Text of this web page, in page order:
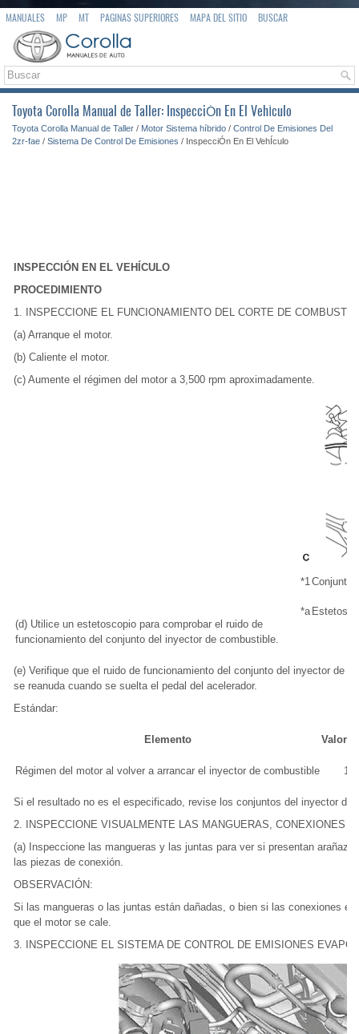
MANUALES MP MT PAGINAS SUPERIORES MAPA DEL SITIO BUSCAR
Toyota Corolla Manual de Taller: InspecciÓn En El VehÍculo
Toyota Corolla Manual de Taller / Motor Sistema híbrido / Control De Emisiones Del
2zr-fae / Sistema De Control De Emisiones / InspecciÓn En El VehÍculo
INSPECCIÓN EN EL VEHÍCULO
PROCEDIMIENTO
1. INSPECCIONE EL FUNCIONAMIENTO DEL CORTE DE
(a) Arranque el motor.
(b) Caliente el motor.
(c) Aumente el régimen del motor a 3,500 rpm aproximadamente.
(d) Utilice un estetoscopio para comprobar el ruido de
funcionamiento del conjunto del inyector de combustible.
*1Conjunto
*a
(e) Verifique que el ruido de funcionamiento del conjunto del inyector de
se reanuda cuando se suelta el pedal del acelerador.
Estándar:
Elemento Valor
Régimen del motor al volver a arrancar el inyector de combustible
Si el resultado no es el especificado, revise los conjuntos del inyector de
2. INSPECCIONE VISUALMENTE LAS MANGUERAS, CONEXIONES Y
(a) Inspeccione las mangueras y las juntas para ver si presentan
las piezas de conexión.
OBSERVACIÓN:
Si las mangueras o las juntas están dañadas, o bien si las conexiones
que el motor se cale.
3. INSPECCIONE EL SISTEMA DE CONTROL DE EMISIONES